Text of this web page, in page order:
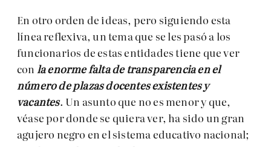
En otro orden de ideas, pero siguiendo esta
línea reflexiva, un tema que se les pasó a los
funcionarios de estas entidades tiene que ver
con la enorme falta de transparencia en el
número de plazas docentes existentes y
vacantes. Un asunto que no es menor y que,
véase por donde se quiera ver, ha sido un gran
agujero negro en el sistema educativo nacional;